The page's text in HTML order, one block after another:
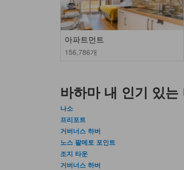
아파트먼트
156,786개
바하마 내 인기 있는
나소
프리포트
거버너스 하버
노스 팔메토 포인트
조지 타운
거버너스 하버